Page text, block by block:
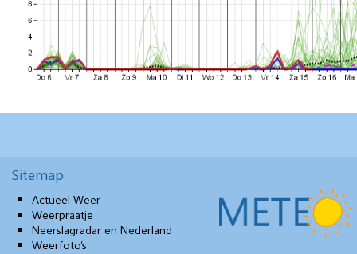
Sitemap
Actueel Weer
Weerpraatje
Neerslagradar en Nederland
Weerfoto’s